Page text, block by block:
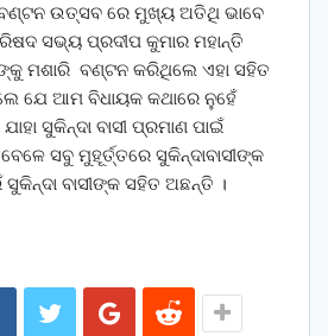
ଉତ୍ସବ ରେ ମୁଖ୍ୟ ଅତିଥି ଭାବେ
ସଭ୍ୟ ପ୍ରଦୀପ କୁମାର ମହାନ୍ତି
ମଶାରି ବଣ୍ଟନ କରିଥିଲେ ଏହା ସହିତ
ଯେ ଆମ ବିଧାୟକ କଥାରେ ନୁହେଁ
ସୁକିନ୍ଦା ବାସୀ ପ୍ରମାଣ ପାଇଁ
ସବୁ ମୁହୂର୍ତ୍ତରେ ସୁକିନ୍ଦାବାସୀଙ୍କ
ବାସୀଙ୍କ ସହିତ ଅଛନ୍ତି ।